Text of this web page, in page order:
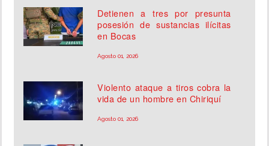
Detienen a tres por presunta
posesión de sustancias ilícitas
en Bocas
Agosto 01, 2026
Violento ataque a tiros cobra la
vida de un hombre en Chiriquí
Agosto 01, 2026